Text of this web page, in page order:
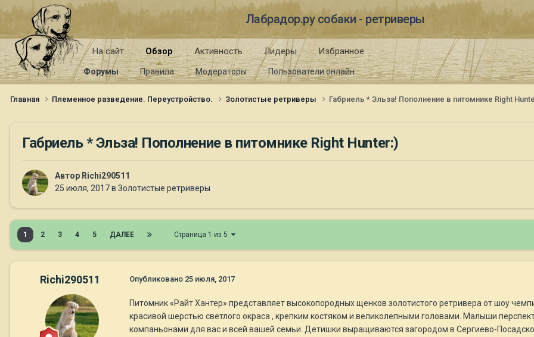
Лабрадор.ру собаки - ретриверы
На сайт Обзор
Форумы Правила Модераторы Пользователи онлайн
Активность Лидеры Избранное
Главная Племенное разведение. Переустройство. Золотистые ретриверы Габриель * Эльза! Пополнение в питомнике Right
Габриель * Эльза! Пополнение в питомнике Right Hunter:)
Автор Richi290511
25 июля, 2017в Золотистые ретриверы
1 2 3 4 5 ДАЛЕЕ Страница 1 из 5
Richi290511 Опубликовано 25 июля, 2017
Питомник «Райт Хантер» представляет высокопородных щенков золотистого ретривера от шоу
красивой шерстью светлого окраса , крепким костяком и великолепными головами. Малыши
компаньонами для вас и всей вашей семьи. Детишки выращиваются загородом в Сергиево-